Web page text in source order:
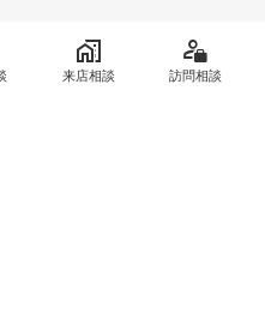
来店相談 訪問相談